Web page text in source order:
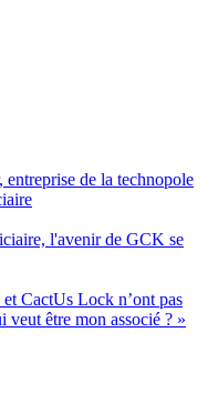
entreprise de la technopole
l'avenir de GCK se
CactUs Lock n’ont pas
veut être mon associé ? »